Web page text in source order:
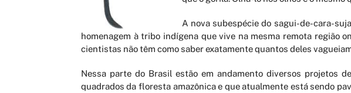
A nova subespécie do sagui-de-cara-
homenagem à tribo indígena que vive na mesma remota região
cientistas não têm como saber exatamente quantos deles
Nessa parte do Brasil estão em andamento diversos projetos
quadrados da floresta amazônica e que atualmente está sendo